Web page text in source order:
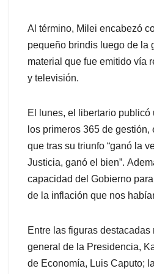
Al término, Milei encabezó
pequeño brindis luego de la
material que fue emitido vía
y televisión.
El lunes, el libertario
los primeros 365 de
que tras su triunfo “ganó la
Justicia, ganó el bien”.
capacidad del Gobierno
de la inflación que nos
Entre las figuras
general de la Presidencia,
de Economía, Luis Caputo;